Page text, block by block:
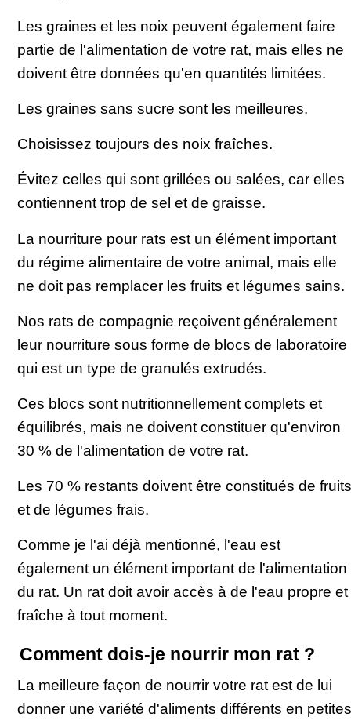
Les graines et les noix peuvent également faire
partie de l'alimentation de votre rat, mais elles ne
doivent être données qu'en quantités limitées.
Les graines sans sucre sont les meilleures.
Choisissez toujours des noix fraîches.
Évitez celles qui sont grillées ou salées, car elles
contiennent trop de sel et de graisse.
La nourriture pour rats est un élément important
du régime alimentaire de votre animal, mais elle
ne doit pas remplacer les fruits et légumes sains.
Nos rats de compagnie reçoivent généralement
leur nourriture sous forme de blocs de laboratoire
qui est un type de granulés extrudés.
Ces blocs sont nutritionnellement complets et
équilibrés, mais ne doivent constituer qu'environ
30 % de l'alimentation de votre rat.
Les 70 % restants doivent être constitués de fruits
et de légumes frais.
Comme je l'ai déjà mentionné, l'eau est
également un élément important de l'alimentation
du rat. Un rat doit avoir accès à de l'eau propre et
fraîche à tout moment.
Comment dois-je nourrir mon rat ?
La meilleure façon de nourrir votre rat est de lui
donner une variété d'aliments différents en petites